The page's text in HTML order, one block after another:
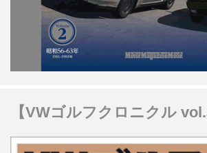
【VWゴルフクロニクル